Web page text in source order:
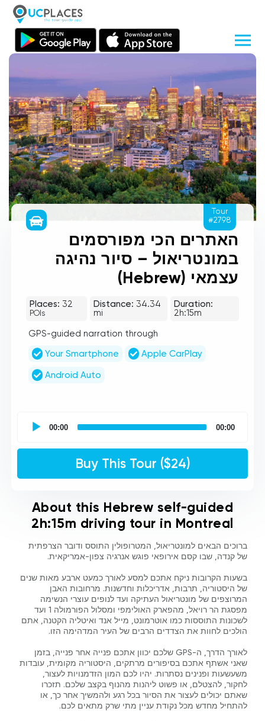
האתרים הכי מפורסמים
במונטריאול – סיור נהיגה
עצמאי (Hebrew)
Places: 32
POIs
Distance: 34.34
mi
Duration:
2h:15m
GPS-guided narration through
Your Smartphone
Apple CarPlay
Android Auto
self
00:00 00:00
Buy This Tour ($24)
Tour
#2798
About this Hebrew self-guided
2h:15m driving tour in Montreal
ברוכים הבאים למונטריאול, המטרופולין התוסס ודובר הצרפתית
של קנדה, שבו קסם אירופאי פוגש אנרגיה צפון-אמריקאית.
בשעות הקרובות ניקח אתכם למסע לאורך כמעט ארבע מאות שנים
של היסטוריה, תרבות, אדריכלות וחדשנות. מרחובות האבן
המרוצפים של מונטריאול העתיקה ועד לנופים עוצרי הנשימה
מפסגת הר רויאל, מהפארק האולימפי ומסלול הפורמולה 1 ועד
לשכונות התוססות כמו אוטרמונט, מייל אנד ואיטליה הקטנה, אתם
הולכים לחוות את הצדדים הרבים של העיר המדהימה הזו.
לאורך הדרך, ה-GPS שלכם יכוון אתכם פנייה אחר פנייה, בזמן
שאני אשתף אתכם בסיפורים מרתקים, היסטוריה מקומית, עובדות
משעשעות ופנינים נסתרות. יהיו לכם המון הזדמנויות לעצור,
לחקור, להצטלם, או פשוט ליהנות מהנוף בקצב שלכם. תזכרו
שאתם יכולים לעצור את הסיור בכל רגע ולהמשיך אחר כך, או
להתחיל מחדש מכל נקודת עניין מתי שרק מתאים לכם.